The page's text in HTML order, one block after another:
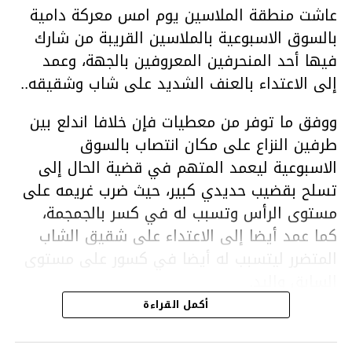
عاشت منطقة الملاسين يوم امس معركة دامية
بالسوق الاسبوعية بالملاسين القريبة من شارك
فيها أحد المنحرفين المعروفين بالجهة، وعمد
إلى الاعتداء بالعنف الشديد على شاب وشقيقه..
ووفق ما توفر من معطيات فإن خلافا اندلع بين
طرفين النزاع على مكان انتصاب بالسوق
الاسبوعية ليعمد المتهم في قضية الحال إلى
تسلح بقضيب حديدي كبير، حيث ضرب غريمه على
مستوى الرأس وتسبب له في كسر بالجمجمة،
كما عمد أيضا إلى الاعتداء على شقيق الشاب
المتضرر ليتسبب له أيضا في كسور على مستوى
هذا وقد تمكن أعوان مركز الأمن الوطني بحي
هلال في توقيت قياسي من محاصرة المشتبه به
أكمل القراءة